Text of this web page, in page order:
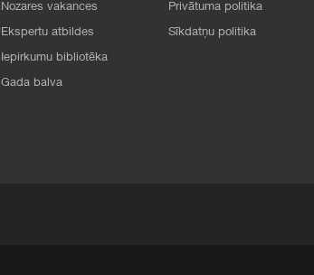
Nozares vakances
Ekspertu atbildes
Iepirkumu bibliotēka
Gada balva
Privātuma politika
Sīkdatņu politika